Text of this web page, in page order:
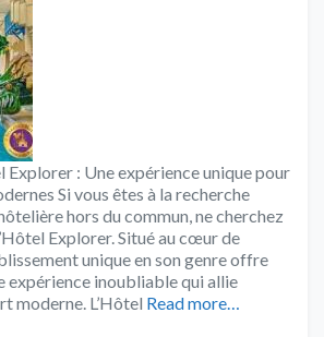
Explorer : Une expérience unique pour
Si vous êtes à la recherche
hors du commun, ne cherchez
Explorer. Situé au cœur de
unique en son genre offre
expérience inoubliable qui allie
moderne. L’Hôtel Read more…